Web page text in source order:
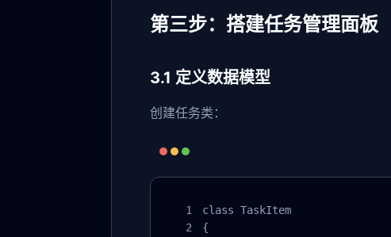
第三步：搭建任务管理面板
3.1 定义数据模型
创建任务类：
class TaskItem
{